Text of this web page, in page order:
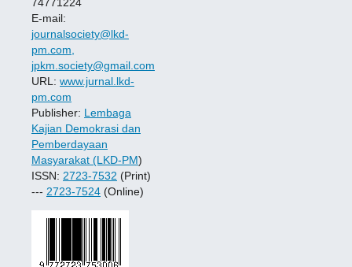
E-mail:
journalsociety@lkd-
pm.com,
jpkm.society@gmail.com
URL: www.jurnal.lkd-
pm.com
Publisher: Lembaga
Kajian Demokrasi dan
Pemberdayaan
Masyarakat (LKD-PM)
ISSN: 2723-7532 (Print)
--- 2723-7524 (Online)